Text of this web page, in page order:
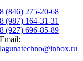
8 (846) 275-20-68
8 (987) 164-31-31
8 (927) 696-85-89
Email:
lagunatechno@inbox.ru